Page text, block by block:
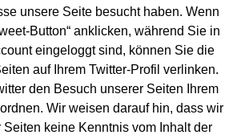
unsere Seite besucht haben. Wenn
Button“ anklicken, während Sie in
eingeloggt sind, können Sie die
auf Ihrem Twitter-Profil verlinken.
den Besuch unserer Seiten Ihrem
Wir weisen darauf hin, dass wir
Seiten keine Kenntnis vom Inhalt der